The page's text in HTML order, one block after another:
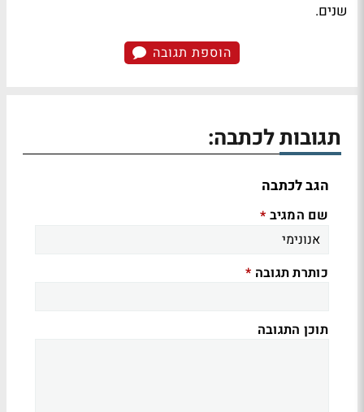
שנים.
הוספת תגובה
תגובות לכתבה:
הגב לכתבה
שם המגיב *
כותרת תגובה *
תוכן התגובה